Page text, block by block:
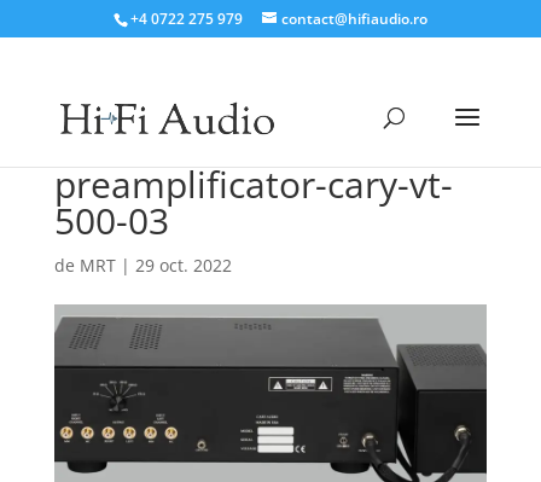
+4 0722 275 979 contact@hifiaudio.ro
preamplificator-cary-vt-
500-03
de MRT| 29 oct. 2022